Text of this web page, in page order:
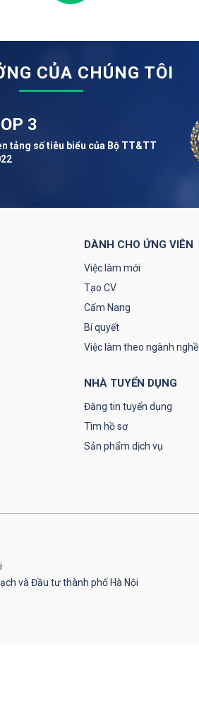
CỦA CHÚNG TÔI
3
tảng số tiêu biểu của Bộ TT&TT
DÀNH CHO ỨNG VIÊN
Việc làm mới
Tạo CV
Cẩm Nang
Bí quyết
Việc làm theo ngành nghề
NHÀ TUYỂN DỤNG
Đăng tin tuyển dụng
Tìm hồ sơ
Sản phẩm dịch vụ
và Đầu tư thành phố Hà Nội